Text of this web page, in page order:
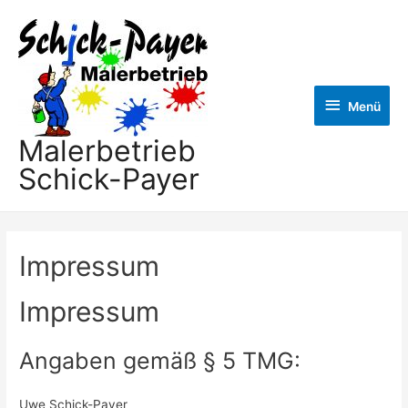
Malerbetrieb
Schick-Payer
Menü
Menü
Impressum
Impressum
Angaben gemäß § 5 TMG:
Uwe Schick-Payer